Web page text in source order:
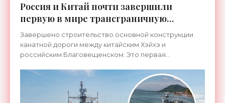
Россия и Китай почти завершили
первую в мире трансграничную
канатную дорогу между двумя
странами - «Технологии»
Завершено строительство основной конструкции
канатной дороги между китайским Хэйхэ и
российским Благовещенском. Это первая
соединит не просто два города, а